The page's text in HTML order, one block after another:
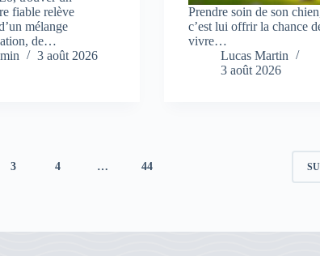
fiable relève
mélange
de…
3 août 2026
Prendre soin de son
c’est lui offrir la chance
vivre…
Lucas Martin
3 août 2026
3 4 … 44